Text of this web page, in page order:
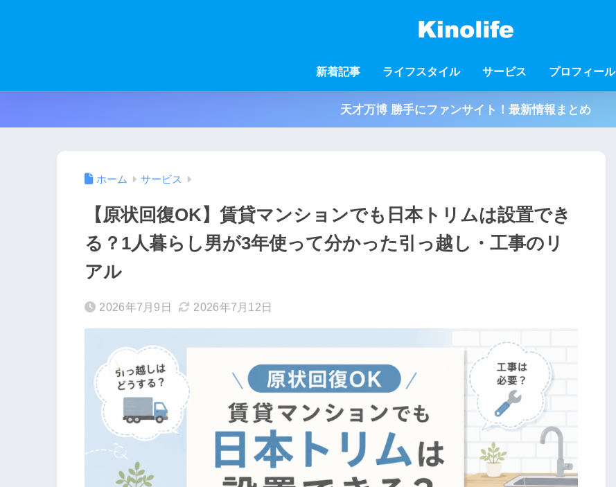
新着記事 ライフスタイル サービス プロフィール
天才万博 勝手にファンサイト！最新情報まとめ
ホーム サービス
【原状回復OK】賃貸マンションでも日本トリムは設置でき
る？1人暮らし男が3年使って分かった引っ越し・工事のリ
アル
2026年7月9日 2026年7月12日